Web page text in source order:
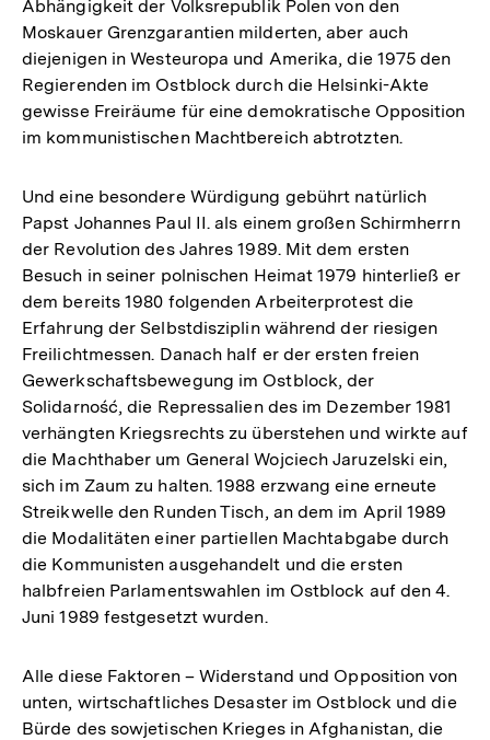
Abhängigkeit der Volksrepublik Polen von den
Moskauer Grenzgarantien milderten, aber auch
diejenigen in Westeuropa und Amerika, die 1975 den
Regierenden im Ostblock durch die Helsinki-Akte
gewisse Freiräume für eine demokratische Opposition
im kommunistischen Machtbereich abtrotzten.
Und eine besondere Würdigung gebührt natürlich
Papst Johannes Paul II. als einem großen Schirmherrn
der Revolution des Jahres 1989. Mit dem ersten
Besuch in seiner polnischen Heimat 1979 hinterließ er
dem bereits 1980 folgenden Arbeiterprotest die
Erfahrung der Selbstdisziplin während der riesigen
Freilichtmessen. Danach half er der ersten freien
Gewerkschaftsbewegung im Ostblock, der
Solidarność, die Repressalien des im Dezember 1981
verhängten Kriegsrechts zu überstehen und wirkte auf
die Machthaber um General Wojciech Jaruzelski ein,
sich im Zaum zu halten. 1988 erzwang eine erneute
Streikwelle den Runden Tisch, an dem im April 1989
die Modalitäten einer partiellen Machtabgabe durch
die Kommunisten ausgehandelt und die ersten
halbfreien Parlamentswahlen im Ostblock auf den 4.
Juni 1989 festgesetzt wurden.
Alle diese Faktoren – Widerstand und Opposition von
unten, wirtschaftliches Desaster im Ostblock und die
Bürde des sowjetischen Krieges in Afghanistan, die